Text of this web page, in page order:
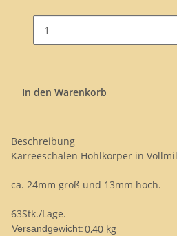
In den Warenkorb
Beschreibung
Karreeschalen Hohlkörper in
ca. 24mm groß und 13mm hoch.
63Stk./Lage.
Versandgewicht:0,40 kg